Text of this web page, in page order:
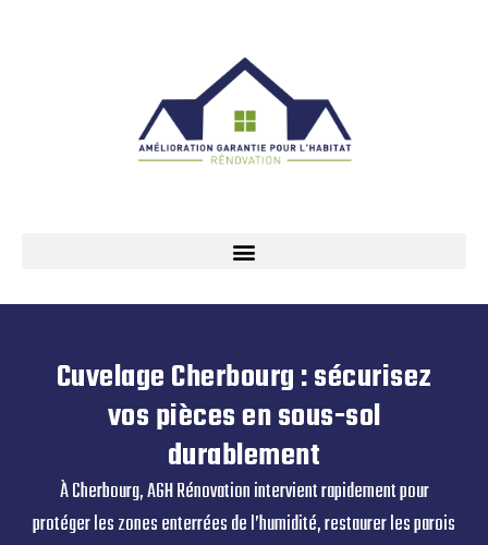
Cuvelage Cherbourg : sécurisez
vos pièces en sous-sol
durablement
À Cherbourg, AGH Rénovation intervient rapidement pour
protéger les zones enterrées de l’humidité, restaurer les parois